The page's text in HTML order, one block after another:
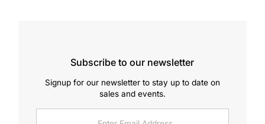
Subscribe to our newsletter
Signup for our newsletter to stay up to date on
sales and events.